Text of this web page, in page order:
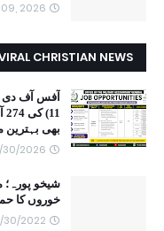
2026
CHRISTIAN NEWS
بھی بہترین
2026 11:59:00 AM
شیخو پورہ؛
خوروں کا
2022 01:52:00 PM